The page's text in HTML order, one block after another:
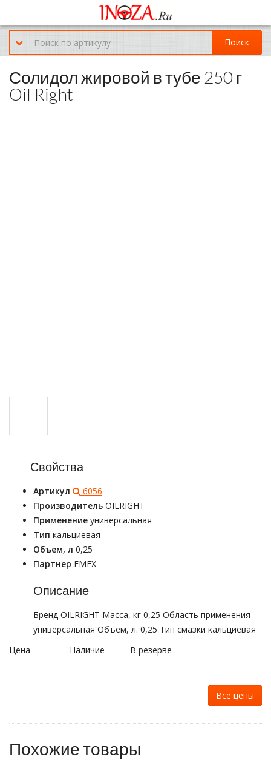
Офис обслуживания г.Краснодар (KRD) Куликова Поля 2 (магазин
Нож-мясо)
8-(967)-300-69-11
Поиск
Солидол жировой в тубе 250 г
Oil Right
Свойства
Артикул
6056
Производитель OILRIGHT
Применение универсальная
Тип кальциевая
Объем, л 0,25
Партнер EMEX
Описание
Бренд OILRIGHT Масса, кг 0,25 Область применения
универсальная Объём, л. 0,25 Тип смазки кальциевая
Цена
Наличие В резерве
Все цены
Похожие товары